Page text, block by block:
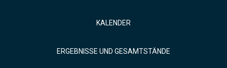
KALENDER
ERGEBNISSE UND GESAMTSTÄNDE